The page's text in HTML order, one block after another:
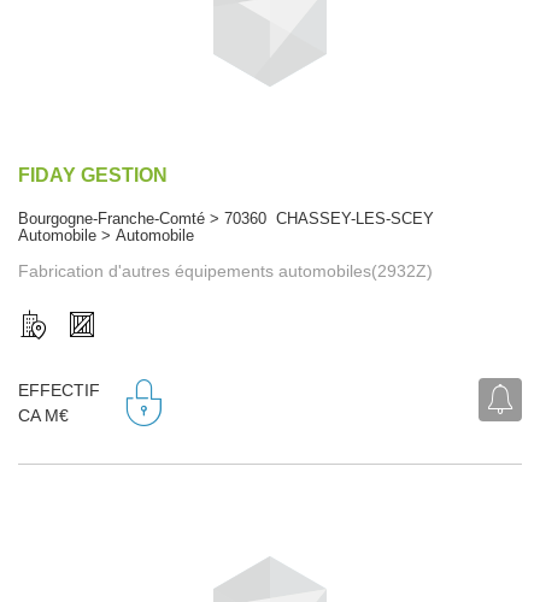
FIDAY GESTION
Bourgogne-Franche-Comté > 70360 CHASSEY-LES-SCEY
Automobile > Automobile
Fabrication d'autres équipements automobiles(2932Z)
EFFECTIF
CA M€